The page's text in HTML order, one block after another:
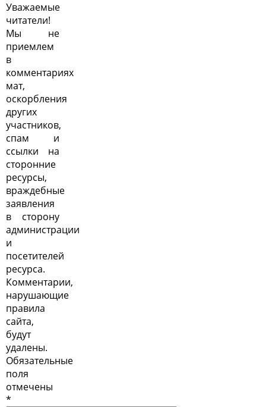
Уважаемые
читатели!
Мы не
приемлем
в
комментариях
мат,
оскорбления
других
участников,
спам и
ссылки на
сторонние
ресурсы,
враждебные
заявления
в сторону
администрации
и
посетителей
ресурса.
Комментарии,
нарушающие
правила
сайта,
будут
удалены.
Обязательные
поля
отмечены
*